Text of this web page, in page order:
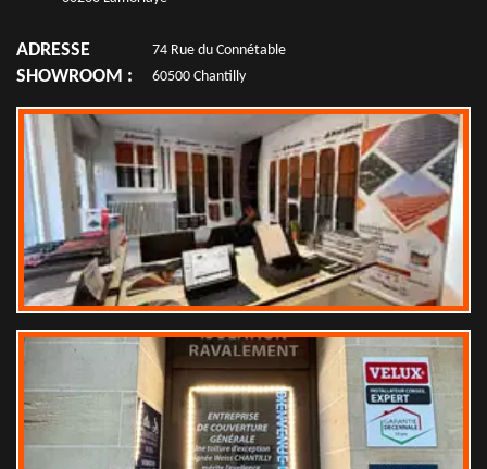
ADRESSE
SHOWROOM :
74 Rue du Connétable
60500 Chantilly